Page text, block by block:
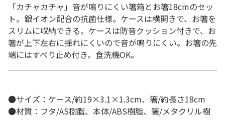
「カチャカチャ」音が鳴りにくい箸箱とお箸18cmのセッ
ト。銀イオン配合の抗菌仕様。ケースは横開きで、お箸を
スリムに収納できる。ケースは防音クッション付きで、お
箸が上下左右に揺れにくいので音が鳴りにくい。お箸の先
端にはすべり止め付き。食洗機OK。
●サイズ：ケース/約19×3.1×1.3cm、箸/約長さ18cm
●材質：フタ/AS樹脂、本体/ABS樹脂、箸/メタクリル樹